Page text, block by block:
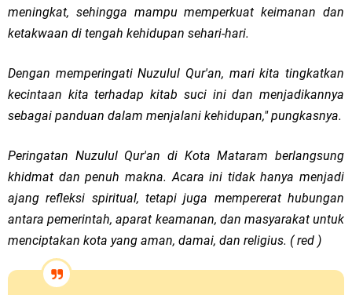
meningkat, sehingga mampu memperkuat keimanan dan
ketakwaan di tengah kehidupan sehari-hari.
Dengan memperingati Nuzulul Qur'an, mari kita tingkatkan
kecintaan kita terhadap kitab suci ini dan menjadikannya
sebagai panduan dalam menjalani kehidupan," pungkasnya.
Peringatan Nuzulul Qur'an di Kota Mataram berlangsung
khidmat dan penuh makna. Acara ini tidak hanya menjadi
ajang refleksi spiritual, tetapi juga mempererat hubungan
antara pemerintah, aparat keamanan, dan masyarakat untuk
menciptakan kota yang aman, damai, dan religius. ( red )